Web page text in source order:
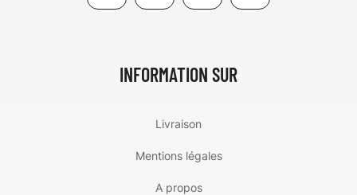
INFORMATION SUR
Livraison
Mentions légales
A propos